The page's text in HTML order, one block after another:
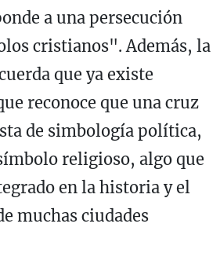
a una persecución
cristianos". Además, la
que ya existe
reconoce que una cruz
de simbología política,
religioso, algo que
en la historia y el
muchas ciudades